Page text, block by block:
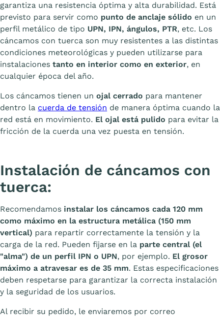
garantiza una resistencia óptima y alta durabilidad. Está
previsto para servir como punto de anclaje sólido en un
perfil metálico de tipo UPN, IPN, ángulos, PTR, etc. Los
cáncamos con tuerca son muy resistentes a las distintas
condiciones meteorológicas y pueden utilizarse para
instalaciones tanto en interior como en exterior, en
cualquier época del año.
Los cáncamos tienen un ojal cerrado para mantener
dentro la cuerda de tensión de manera óptima cuando la
red está en movimiento. El ojal está pulido para evitar la
fricción de la cuerda una vez puesta en tensión.
Instalación de cáncamos con
tuerca:
Recomendamos instalar los cáncamos cada 120 mm
como máximo en la estructura metálica (150 mm
vertical) para repartir correctamente la tensión y la
carga de la red. Pueden fijarse en la parte central (el
"alma") de un perfil IPN o UPN, por ejemplo. El grosor
máximo a atravesar es de 35 mm. Estas especificaciones
deben respetarse para garantizar la correcta instalación
y la seguridad de los usuarios.
Al recibir su pedido, le enviaremos por correo